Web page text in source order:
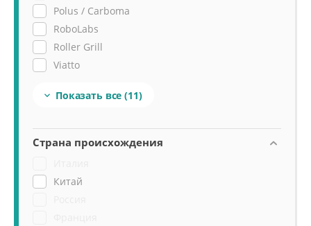
Polus / Carboma
RoboLabs
Roller Grill
Viatto
 Показать все (11)
Страна происхождения
Китай